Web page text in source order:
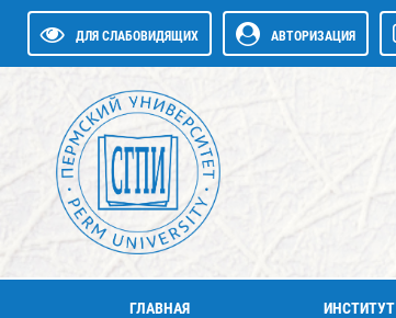
ДЛЯ СЛАБОВИДЯЩИХ АВТОРИЗАЦИЯ
ГЛАВНАЯ ИНСТИТУТ